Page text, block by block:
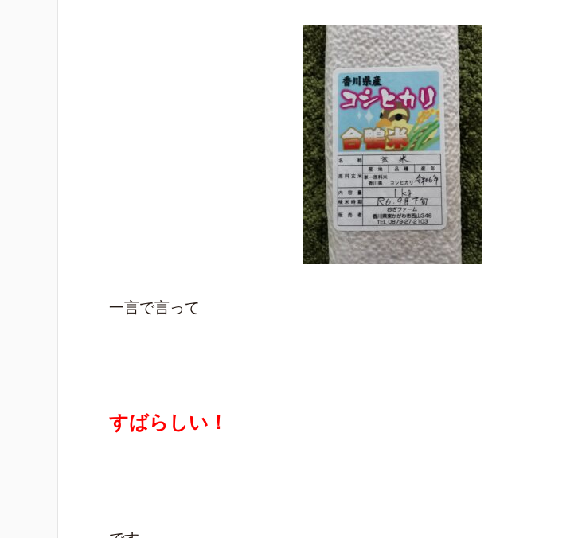
一言で言って
すばらしい！